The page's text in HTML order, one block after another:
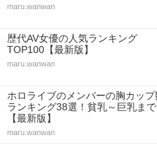
maru.wanwan
歴代AV女優の人気ランキング
TOP100【最新版】
maru.wanwan
ホロライブのメンバーの胸カップ
ランキング38選！貧乳～巨乳まで
【最新版】
maru.wanwan